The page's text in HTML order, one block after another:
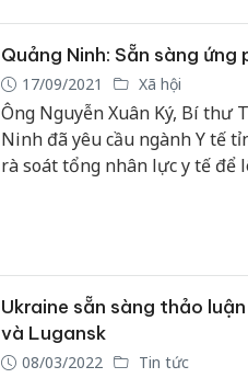
Quảng Ninh: Sẵn sàng
17/09/2021 Xã hội
Ông Nguyễn Xuân Ký, Bí thư
Ninh đã yêu cầu ngành Y tế
rà soát tổng nhân lực y tế để
Ukraine sẵn sàng thảo
và Lugansk
08/03/2022 Tin tức